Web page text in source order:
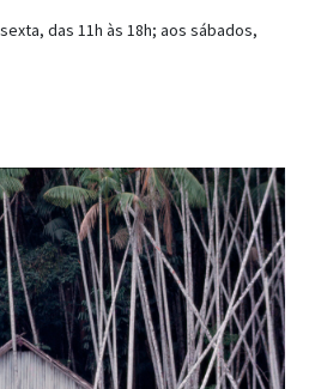
das 11h às 18h; aos sábados,